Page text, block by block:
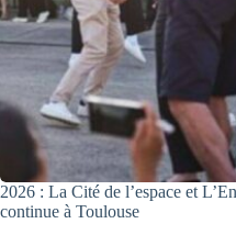
2026 : La Cité de l’espace et
continue à Toulouse